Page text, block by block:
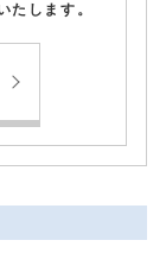
たします。